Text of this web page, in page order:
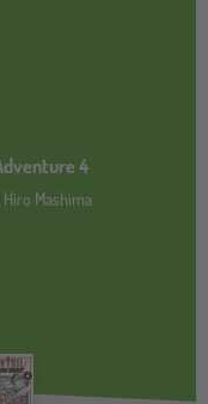
4
Mashima